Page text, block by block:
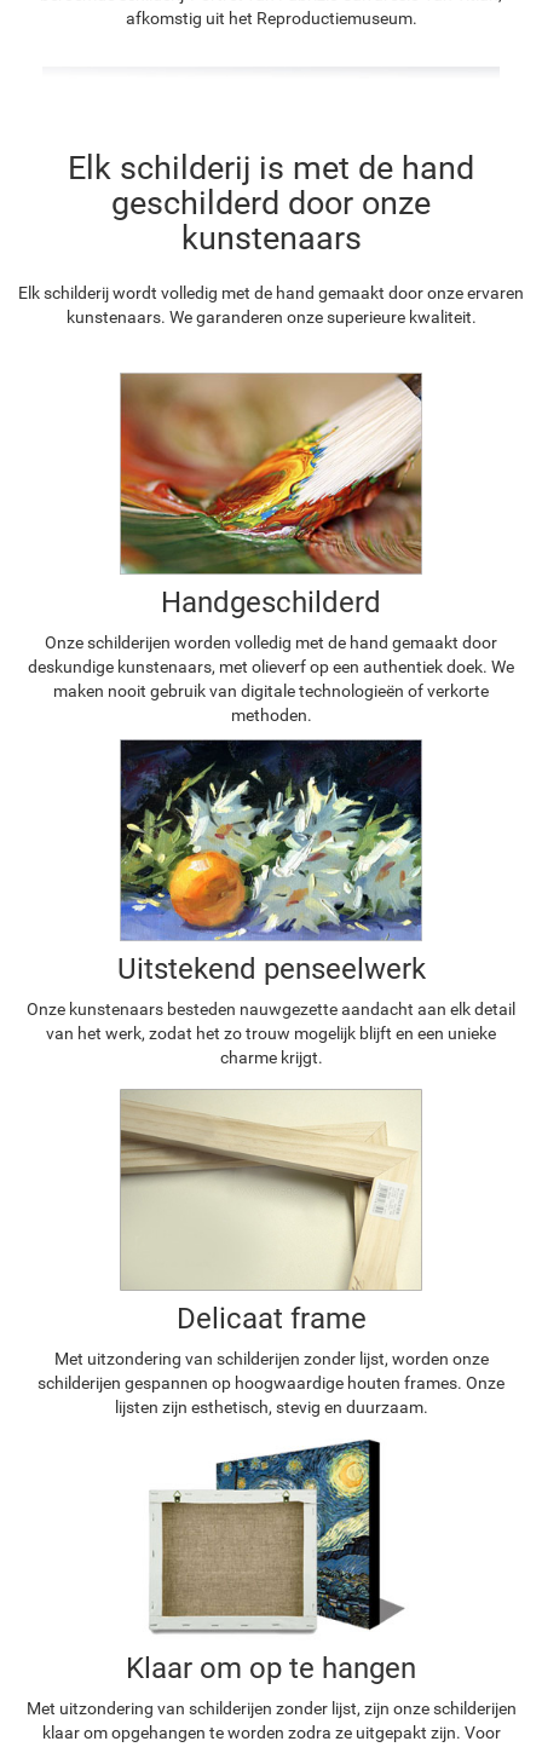
afkomstig uit het Reproductiemuseum.
Elk schilderij is met de hand
geschilderd door onze
kunstenaars
Elk schilderij wordt volledig met de hand gemaakt door onze ervaren
kunstenaars. We garanderen onze superieure kwaliteit.
Handgeschilderd
Onze schilderijen worden volledig met de hand gemaakt door
deskundige kunstenaars, met olieverf op een authentiek doek. We
maken nooit gebruik van digitale technologieën of verkorte
methoden.
Uitstekend penseelwerk
Onze kunstenaars besteden nauwgezette aandacht aan elk detail
van het werk, zodat het zo trouw mogelijk blijft en een unieke
charme krijgt.
Delicaat frame
Met uitzondering van schilderijen zonder lijst, worden onze
schilderijen gespannen op hoogwaardige houten frames. Onze
lijsten zijn esthetisch, stevig en duurzaam.
Klaar om op te hangen
Met uitzondering van schilderijen zonder lijst, zijn onze schilderijen
klaar om opgehangen te worden zodra ze uitgepakt zijn. Voor